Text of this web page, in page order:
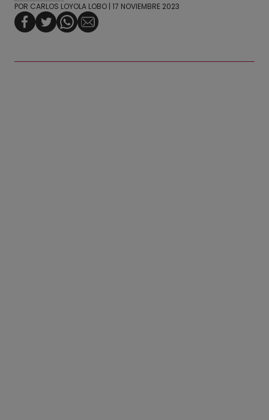
POR CARLOS LOYOLA LOBO | 17 NOVIEMBRE 2023